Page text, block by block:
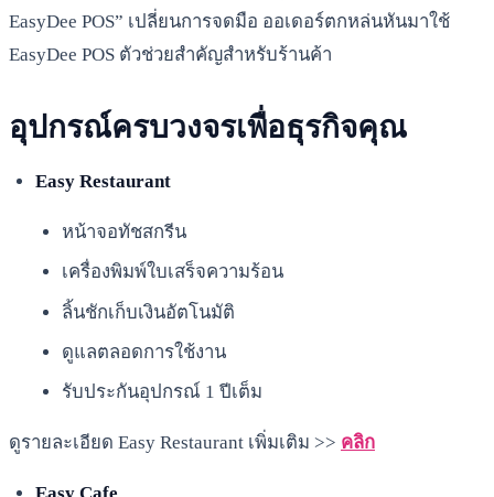
EasyDee POS” เปลี่ยนการจดมือ ออเดอร์ตกหล่นหันมาใช้
EasyDee POS ตัวช่วยสำคัญสำหรับร้านค้า
อุปกรณ์ครบวงจรเพื่อธุรกิจคุณ
Easy Restaurant
หน้าจอทัชสกรีน
เครื่องพิมพ์ใบเสร็จความร้อน
ลิ้นชักเก็บเงินอัตโนมัติ
ดูแลตลอดการใช้งาน
รับประกันอุปกรณ์ 1 ปีเต็ม
ดูรายละเอียด Easy Restaurant เพิ่มเติม >> คลิก